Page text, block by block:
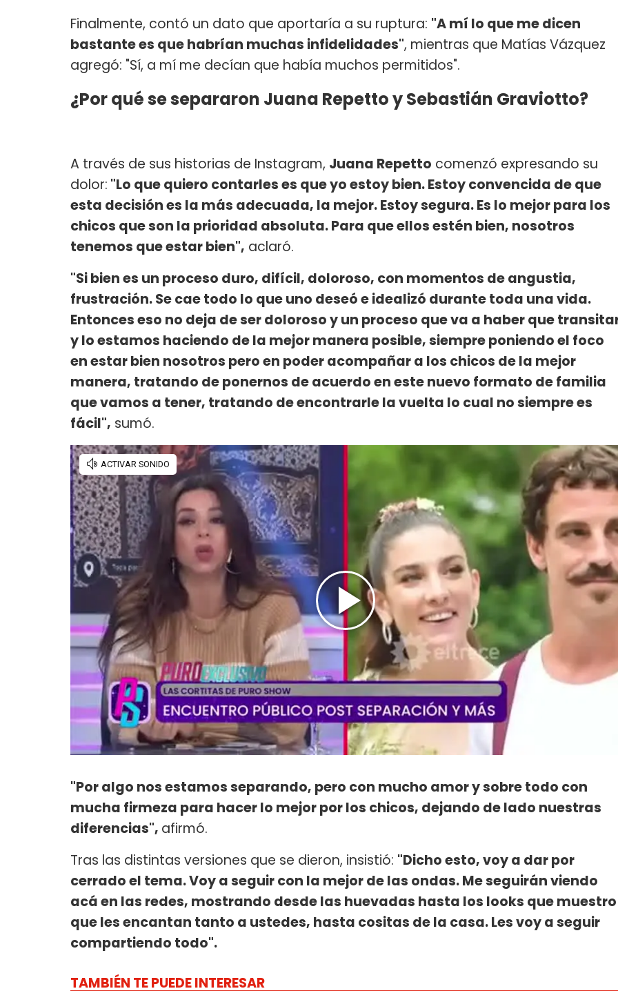
Finalmente, contó un dato que aportaría a su ruptura: "A mí lo que me dicen
bastante es que habrían muchas infidelidades", mientras que Matías Vázquez
agregó: "Sí, a mí me decían que había muchos permitidos".
¿Por qué se separaron Juana Repetto y Sebastián Graviotto?
A través de sus historias de Instagram, Juana Repetto comenzó expresando su
dolor: "Lo que quiero contarles es que yo estoy bien. Estoy convencida de que
esta decisión es la más adecuada, la mejor. Estoy segura. Es lo mejor para los
chicos que son la prioridad absoluta. Para que ellos estén bien, nosotros
tenemos que estar bien", aclaró.
"Si bien es un proceso duro, difícil, doloroso, con momentos de angustia,
frustración. Se cae todo lo que uno deseó e idealizó durante toda una vida.
Entonces eso no deja de ser doloroso y un proceso que va a haber que
y lo estamos haciendo de la mejor manera posible, siempre poniendo el foco
en estar bien nosotros pero en poder acompañar a los chicos de la mejor
manera, tratando de ponernos de acuerdo en este nuevo formato de familia
que vamos a tener, tratando de encontrarle la vuelta lo cual no siempre es
fácil", sumó.
"Por algo nos estamos separando, pero con mucho amor y sobre todo con
mucha firmeza para hacer lo mejor por los chicos, dejando de lado nuestras
diferencias", afirmó.
Tras las distintas versiones que se dieron, insistió: "Dicho esto, voy a dar por
cerrado el tema. Voy a seguir con la mejor de las ondas. Me seguirán viendo
acá en las redes, mostrando desde las huevadas hasta los looks que muestro
que les encantan tanto a ustedes, hasta cositas de la casa. Les voy a seguir
compartiendo todo".
TAMBIÉN TE PUEDE INTERESAR